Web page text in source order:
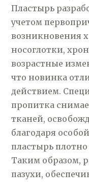
Пластырь
учетом
возникновения
носоглотки,
возрастные
что новинка
действием.
пропитка
тканей,
благодаря
пластырь
Таким образом,
пазухи,